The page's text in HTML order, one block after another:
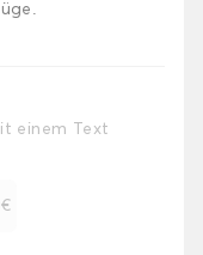
einem Text